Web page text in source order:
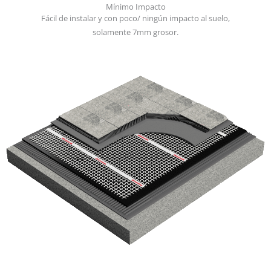
Mínimo Impacto
Fácil de instalar y con poco/ ningún impacto al suelo,
solamente 7mm grosor.